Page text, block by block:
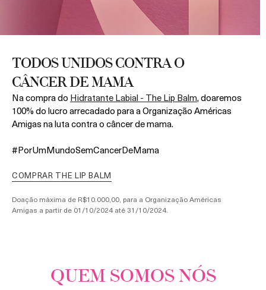
TODOS UNIDOS CONTRA O
CÂNCER DE MAMA
Na compra do Hidratante Labial - The Lip Balm, doaremos
100% do lucro arrecadado para a Organização Américas
Amigas na luta contra o câncer de mama.
#PorUmMundoSemCancerDeMama
COMPRAR THE LIP BALM
Doação máxima de R$10.000,00, para a Organização Américas
Amigas a partir de 01/10/2024 até 31/10/2024.
QUEM SOMOS NÓS